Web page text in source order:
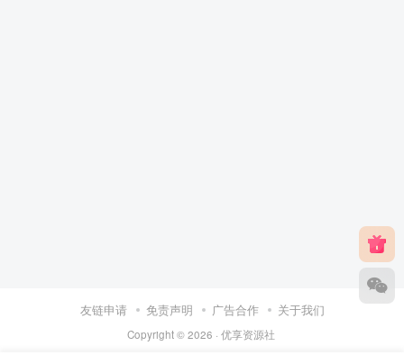
友链申请 免责声明 广告合作 关于我们
Copyright © 2026 · 优享资源社